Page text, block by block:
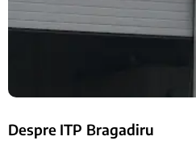
Despre ITP Bragadiru